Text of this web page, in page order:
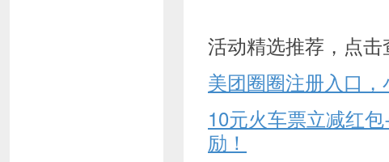
活动精选推荐，点击
美团圈圈注册入口，
10元火车票立减红
励！